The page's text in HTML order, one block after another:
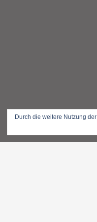
Durch die weitere Nutzung